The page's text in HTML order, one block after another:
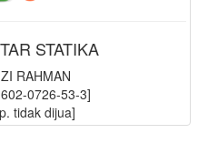
STATIKA
RAHMAN
0726-53-3]
tidak dijua]